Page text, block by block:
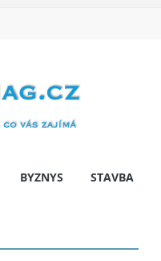
BYZNYS STAVBA